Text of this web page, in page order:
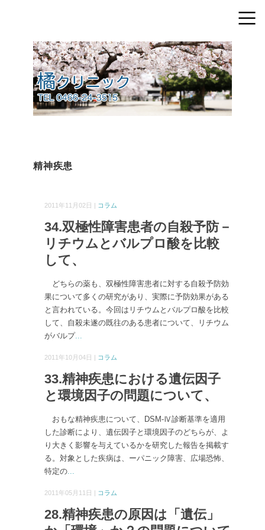
精神疾患
2011年11月02日 | コラム
34.双極性障害患者の自殺予防－
リチウムとバルプロ酸を比較
して、
どちらの薬も、双極性障害患者に対する自殺予防効
果について多くの研究があり、実際に予防効果がある
と言われている。今回はリチウムとバルプロ酸を比較
して、自殺未遂の既往のある患者について、リチウム
がバルプ...
2011年10月04日 | コラム
33.精神疾患における遺伝因子
と環境因子の問題について、
おもな精神疾患について、DSM-Ⅳ診断基準を適用
した診断により、遺伝因子と環境因子のどちらが、よ
り大きく影響を与えているかを研究した報告を掲載す
る。対象とした疾病は、ーパニック障害、広場恐怖、
特定の...
2011年05月11日 | コラム
28.精神疾患の原因は「遺伝」